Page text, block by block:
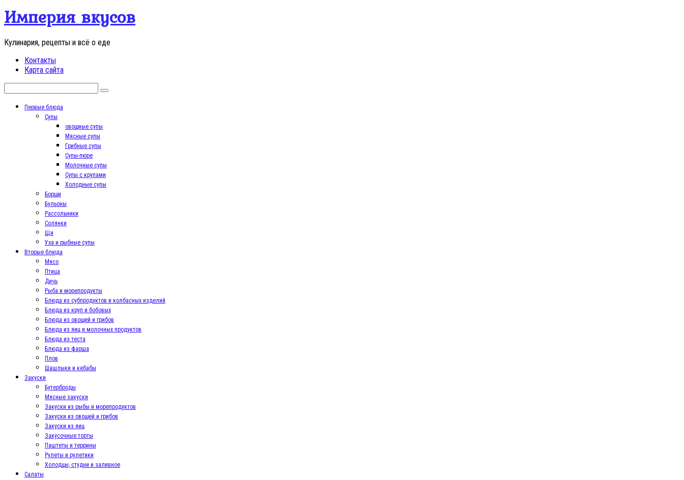
Перейти
контенту
Империя вкусов
Кулинария, рецепты и всё о еде
Контакты
Карта сайта
Первые блюда
Супы
овощные супы
Мясные супы
Грибные супы
Супы-пюре
Молочные супы
Супы с крупами
Холодные супы
Борщи
Бульоны
Рассольники
Солянки
Щи
Уха и рыбные супы
Вторые блюда
Мясо
Птица
Дичь
Рыба и морепродукты
Блюда из субпродуктов и колбасных изделий
Блюда из круп и бобовых
Блюда из овощей и грибов
Блюда из яиц и молочных продуктов
Блюда из теста
Блюда из фарша
Плов
Шашлыки и кебабы
Закуски
Бутерброды
Мясные закуски
Закуски из рыбы и морепродуктов
Закуски из овощей и грибов
Закуски из яиц
Закусочные торты
Паштеты и террины
Рулеты и рулетики
Холодцы, студни и заливное
Салаты